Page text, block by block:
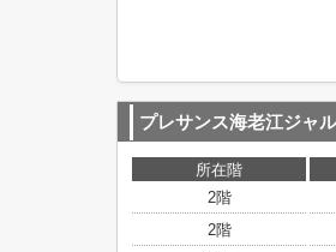
プレサンス海老江ジャ
所在階
2階
2階